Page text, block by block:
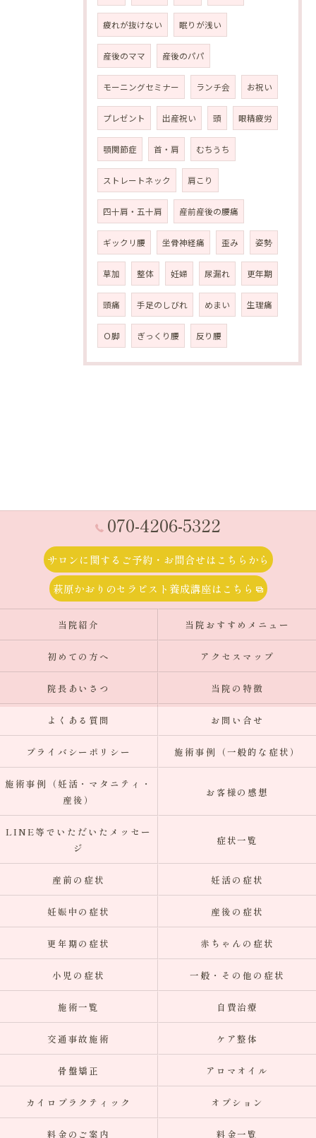
疲れが抜けない 眠りが浅い
産後のママ 産後のパパ
モーニングセミナー ランチ会 お祝い
プレゼント 出産祝い 頭 眼精疲労
顎関節症 首・肩 むちうち
ストレートネック 肩こり
四十肩・五十肩 産前産後の腰痛
ギックリ腰 坐骨神経痛 歪み 姿勢
草加 整体 妊婦 尿漏れ 更年期
頭痛 手足のしびれ めまい 生理痛
Ｏ脚 ぎっくり腰 反り腰
070-4206-5322
サロンに関するご予約・お問合せはこちらから
萩原かおりのセラピスト養成講座はこちら
当院紹介 当院おすすめメニュー
初めての方へ アクセスマップ
院長あいさつ 当院の特徴
よくある質問 お問い合せ
プライバシーポリシー 施術事例（一般的な症状）
施術事例（妊活・マタニティ・
産後）
お客様の感想
LINE等でいただいたメッセー
ジ
症状一覧
産前の症状 妊活の症状
妊娠中の症状 産後の症状
更年期の症状 赤ちゃんの症状
小児の症状 一般・その他の症状
施術一覧 自費治療
交通事故施術 ケア整体
骨盤矯正 アロマオイル
カイロプラクティック オプション
料金のご案内 料金一覧